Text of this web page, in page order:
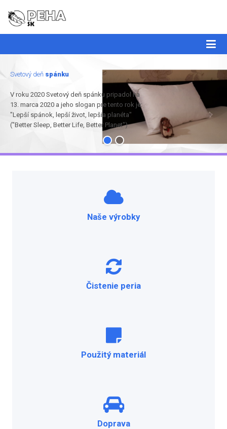
Svetový deň spánku
V roku 2020 Svetový deň spánku pripadol na
13. marca 2020 a jeho slogan pre tento rok je:
"Lepší spánok, lepší život, lepšia planéta"
("Better Sleep, Better Life, Better Planet")
Naše výrobky
Čistenie peria
Použitý materiál
Doprava